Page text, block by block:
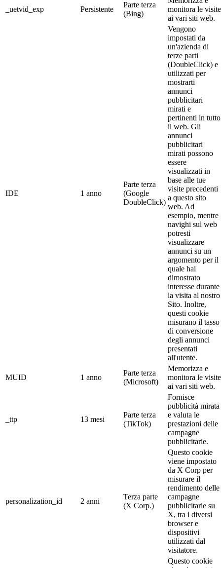
_uetvid_exp Persistente
Parte terza
(Bing)
monitora le visite
ai vari siti web.
IDE 1 anno
Parte terza
(Google
DoubleClick)
Vengono
impostati da
un'azienda di
terze parti
(DoubleClick) e
utilizzati per
mostrarti
annunci
pubblicitari
mirati e
pertinenti in tutto
il web. Gli
annunci
pubblicitari
mirati possono
essere
visualizzati in
base alle tue
visite precedenti
a questo sito
web. Ad
esempio, mentre
navighi sul web
potresti
visualizzare
annunci su un
argomento per il
quale hai
dimostrato
interesse durante
la visita al nostro
Sito. Inoltre,
questi cookie
misurano il tasso
di conversione
degli annunci
presentati
all'utente.
MUID 1 anno
Parte terza
(Microsoft)
Memorizza e
monitora le visite
ai vari siti web.
_ttp 13 mesi
Parte terza
(TikTok)
Fornisce
pubblicità mirata
e valuta le
prestazioni delle
campagne
pubblicitarie.
personalization_id 2 anni
Terza parte
(X Corp.)
Questo cookie
viene impostato
da X Corp per
misurare il
rendimento delle
campagne
pubblicitarie su
X, tra i diversi
browser e
dispositivi
utilizzati dal
visitatore.
Questo cookie